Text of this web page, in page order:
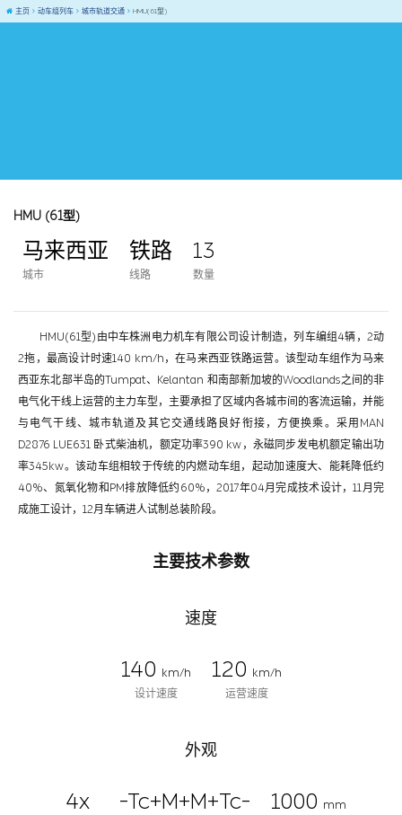
主页 动车组列车 城市轨道交通 HMU(61型)
HMU (61型)
马来西亚
城市
铁路
线路
13
数量
HMU(61型)由中车株洲电力机车有限公司设计制造，列车编组4辆，2动
2拖，最高设计时速140 km/h，在马来西亚铁路运营。该型动车组作为马来
西亚东北部半岛的Tumpat、Kelantan 和南部新加坡的Woodlands之间的非
电气化干线上运营的主力车型，主要承担了区域内各城市间的客流运输，并能
与电气干线、城市轨道及其它交通线路良好衔接，方便换乘。采用MAN
D2876 LUE631 卧式柴油机，额定功率390 kw，永磁同步发电机额定输出功
率345kw。该动车组相较于传统的内燃动车组，起动加速度大、能耗降低约
40%、氮氧化物和PM排放降低约60%，2017年04月完成技术设计，11月完
成施工设计，12月车辆进人试制总装阶段。
主要技术参数
速度
140
km/h
设计速度
120
km/h
运营速度
外观
4x -Tc+M+M+Tc- 1000 mm